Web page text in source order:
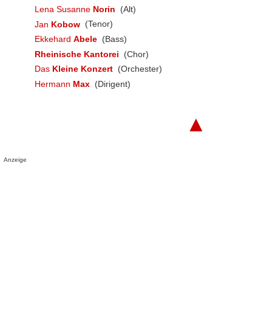
Lena Susanne Norin
(Alt)
Jan Kobow (Tenor)
Ekkehard Abele (Bass)
Rheinische Kantorei
(Chor)
Das Kleine Konzert (Orchester)
Hermann Max (Dirigent)
▲
Anzeige